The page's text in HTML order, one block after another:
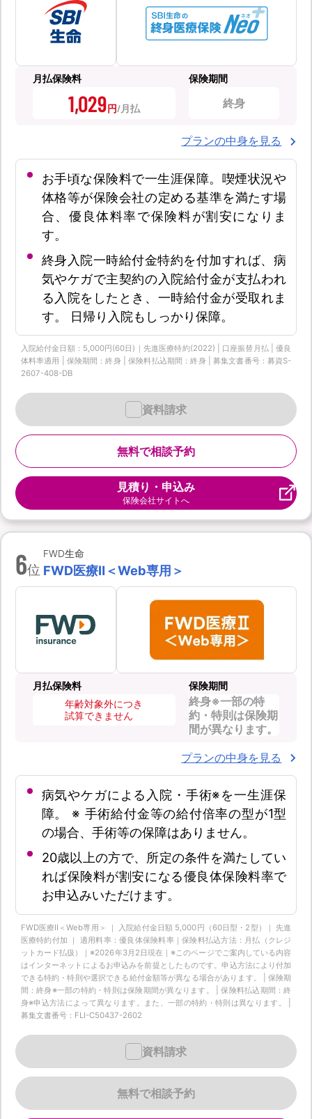
月払保険料
1,029円
保険期間
終身
プランの中身を見る
お手頃な保険料で一生涯保障。喫煙状況や
体格等が保険会社の定める基準を満たす場
合、優良体料率で保険料が割安になりま
す。
終身入院一時給付金特約を付加すれば、病
気やケガで主契約の入院給付金が支払われ
る入院をしたとき、一時給付金が受取れま
す。 日帰り入院もしっかり保障。
入院給付金日額：5,000円(60日)｜先進医療特約(2022) | 口座振替月払 | 優良
体料率適用 | 保険期間：終身 | 保険料払込期間：終身 | 募集文書番号：募資S-
2607-408-DB
無料で相談予約
資料請求
見積り・申込み
保険会社サイトへ
6位
FWD生命
FWD医療Ⅱ＜Web専用＞
月払保険料
年齢対象外につき
試算できません
保険期間
終身※一部の特
約・特則は保険期
間が異なります。
プランの中身を見る
病気やケガによる入院・手術※を一生涯保
障。 ※ 手術給付金等の給付倍率の型が1型
の場合、手術等の保障はありません。
20歳以上の方で、所定の条件を満たしてい
れば保険料が割安になる優良体保険料率で
お申込みいただけます。
FWD医療Ⅱ＜Web専用＞ ｜ 入院給付金日額 5,000円（60日型・2型）｜ 先進
医療特約付加 ｜ 適用料率：優良体保険料率｜保険料払込方法：月払（クレジ
ットカード払扱）｜※2026年3月2日現在｜※このページでご案内している内容
はインターネットによるお申込みを前提としたものです。申込方法により付加
できる特約・特則や選択できる給付金額等が異なる場合があります。 | 保険期
間：終身※一部の特約・特則は保険期間が異なります。 | 保険料払込期間：終
身※申込方法によって異なります。また、一部の特約・特則は異なります。 |
募集文書番号：FLI-C50437-2602
無料で相談予約
資料請求